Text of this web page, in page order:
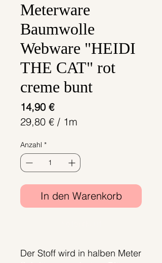
Meterware
Baumwolle
Webware "HEIDI
THE CAT" rot
creme bunt
14,90 €Preis
29,80 € / 1m
pro
1
Meter
Anzahl *
In den Warenkorb
Der Stoff wird in halben Meter